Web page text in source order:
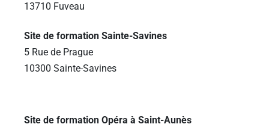
13710 Fuveau
Site de formation Sainte-Savines
5 Rue de Prague
10300 Sainte-Savines
Site de formation Opéra à Saint-Aunès